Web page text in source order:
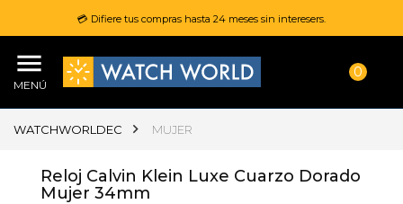
💳 Difiere tus compras hasta 24 meses sin interesers.
MENÚ
0
WATCHWORLDEC MUJER
Reloj Calvin Klein Luxe Cuarzo Dorado
Mujer 34mm